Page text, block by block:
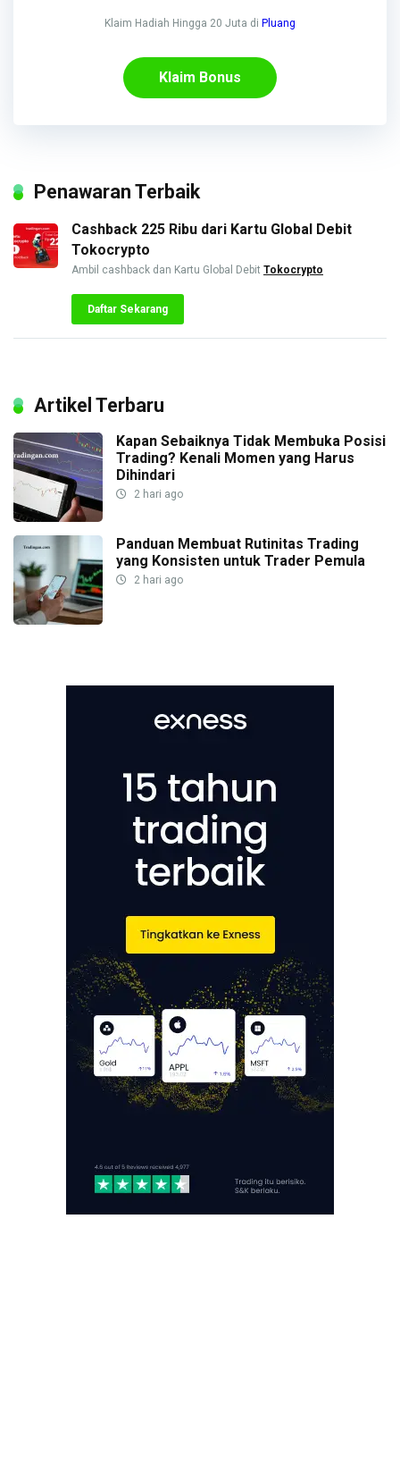
Klaim Hadiah Hingga 20 Juta di Pluang
Klaim Bonus
Penawaran Terbaik
Cashback 225 Ribu dari Kartu Global Debit
Tokocrypto
Ambil cashback dan Kartu Global Debit Tokocrypto
Daftar Sekarang
Artikel Terbaru
Kapan Sebaiknya Tidak Membuka Posisi
Trading? Kenali Momen yang Harus
Dihindari
2 hari ago
Panduan Membuat Rutinitas Trading
yang Konsisten untuk Trader Pemula
2 hari ago